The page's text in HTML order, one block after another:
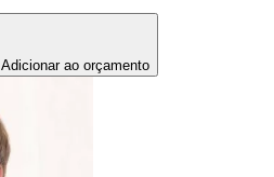
Adicionar ao orçamento